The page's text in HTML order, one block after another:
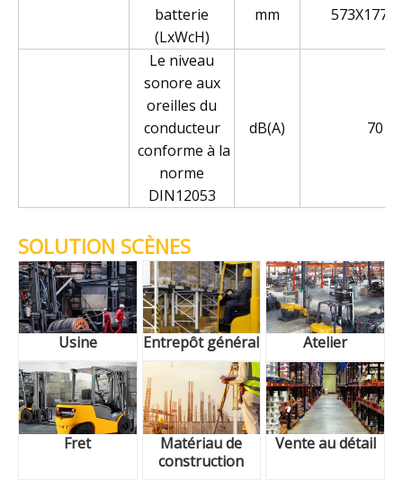
batterie
(LxWcH)
mm
Le niveau
sonore aux
oreilles du
conducteur
conforme à la
norme
DIN12053
dB(A) 70
SOLUTION SCÈNES
Usine Entrepôt général Atelier
Fret
Matériau de
construction
Vente au détail